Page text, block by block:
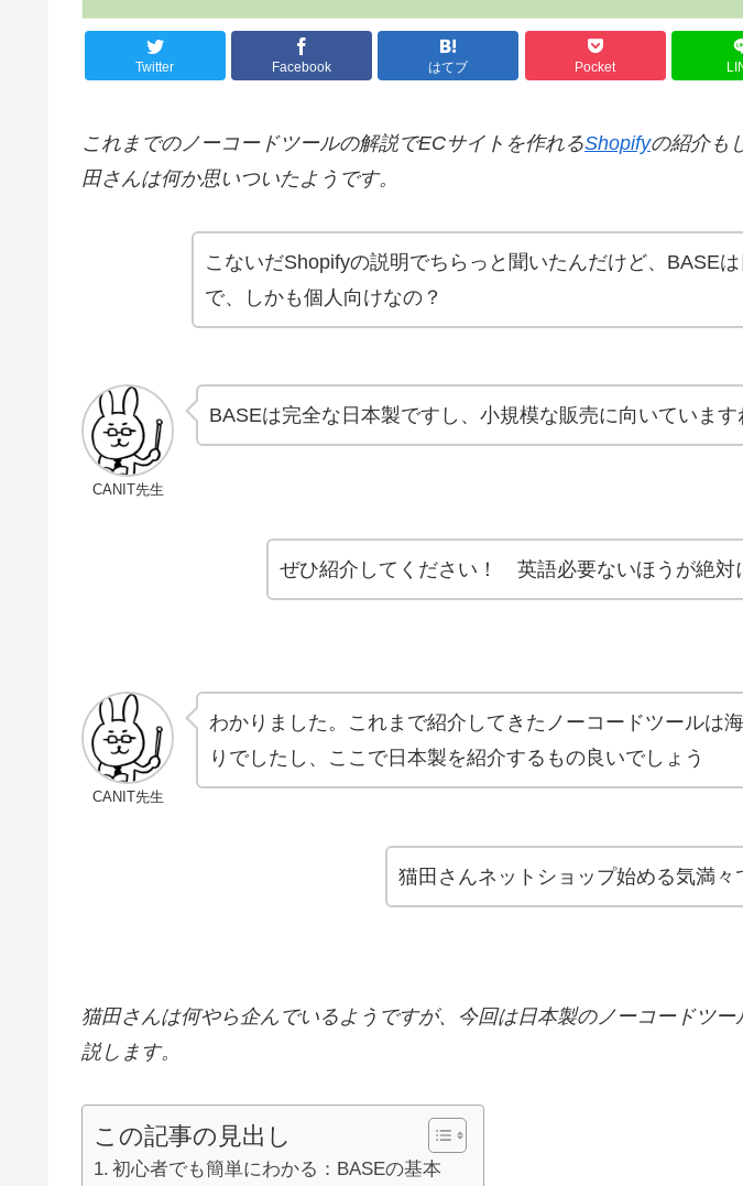
Twitter Facebook はてブ Pocket
これまでのノーコードツールの解説でECサイトを作れるShopifyの紹介も
田さんは何か思いついたようです。
こないだShopifyの説明でちらっと聞いたんだけど、BASE
で、しかも個人向けなの？
CANIT先生
BASEは完全な日本製ですし、小規模な販売に向いています
ぜひ紹介してください！ 英語必要ないほうが絶対
CANIT先生
わかりました。これまで紹介してきたノーコードツールは
りでしたし、ここで日本製を紹介するもの良いでしょう
猫田さんネットショップ始める気満
猫田さんは何やら企んでいるようですが、今回は日本製のノーコードツ
説します。
この記事の見出し
初心者でも簡単にわかる：BASEの基本